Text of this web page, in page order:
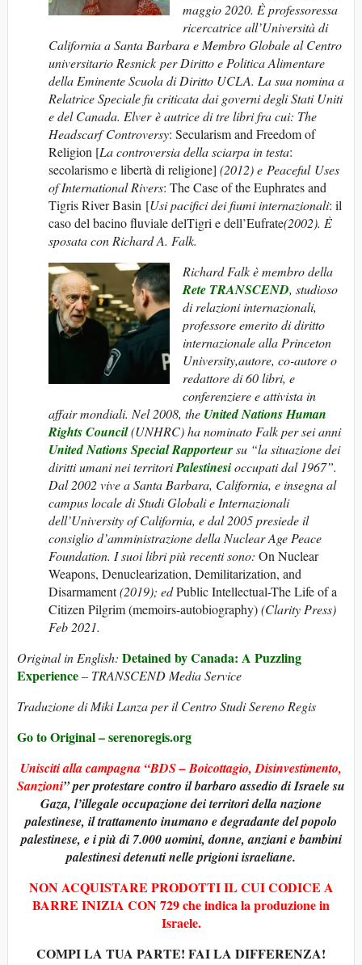
maggio 2020. Èprofessoressa
ricercatrice all’Università di
CaliforniaaSanta Barbarae MembroGlobale al Centro
universitario Resnick per Diritto e Politica Alimentare
della Eminente Scuola di Diritto UCLA. La sua nomina a
Relatrice Speciale fu criticata dai governi degli Stati Uniti
e del Canada. Elver è autrice di tre libri fra cui: The
Headscarf Controversy: Secularism and Freedom of
Religion [La controversia della sciarpa in testa:
secolarismo e libertà di religione] (2012)e Peaceful Uses
of InternationalRivers: The Case of the Euphrates and
Tigris River Basin [Usi pacifici dei fiumi internazionali: il
caso del bacino fluviale delTigri e dell’Eufrate(2002). È
sposata con Richard A. Falk.
Richard Falk è membro della
Rete TRANSCEND, studioso
di relazioni internazionali,
professore emerito di diritto
internazionale alla Princeton
University,autore, co-autore o
redattore di 60 libri, e
conferenziere e attivista in
affair mondiali. Nel 2008, the United Nations Human
Rights Council(UNHRC) ha nominato Falk per sei anni
United Nations Special Rapporteursu “la situazione dei
diritti umani neiterritoriPalestinesioccupati dal 1967”.
Dal 2002 vive a Santa Barbara, California, e insegna al
campus locale di Studi Globali e Internazionali
dell’University of California, e dal 2005 presiede il
consiglio d’amministrazione della Nuclear Age Peace
Foundation. I suoi libri più recenti sono: On Nuclear
Weapons, Denuclearization, Demilitarization, and
Disarmament(2019); edPublic Intellectual-The Life of a
Citizen Pilgrim (memoirs-autobiography)(Clarity Press)
Feb 2021.
Original in English: Detained by Canada: A Puzzling
Experience– TRANSCEND Media Service
Traduzione di Miki Lanza per il Centro Studi Sereno Regis
Go to Original – serenoregis.org
Unisciti alla campagna “BDS – Boicottagio, Disinvestimento,
Sanzioni” per protestare contro il barbaro assedio di Israele su
Gaza, l’illegale occupazione dei territori della nazione
palestinese, il trattamento inumano e degradante del popolo
palestinese, e i più di 7.000 uomini, donne, anziani e bambini
palestinesi detenuti nelle prigioni israeliane.
NON ACQUISTARE PRODOTTI IL CUI CODICE A
BARRE INIZIA CON 729 che indica la produzione in
Israele.
COMPI LA TUA PARTE! FAI LA DIFFERENZA!